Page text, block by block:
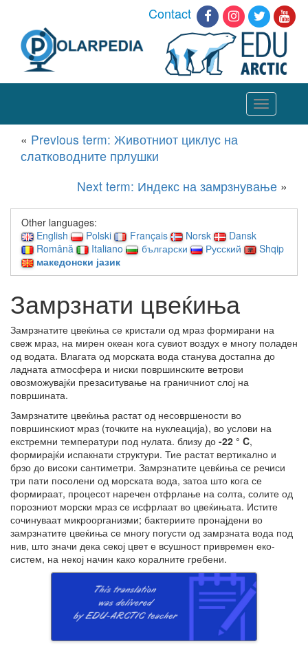
Contact
Toggle
navigation
« Previous term: Животниот циклус на
слатководните прлушки
Next term: Индекс на замрзнување »
Other languages:
English
Polski Français Norsk
Dansk
Română
Italiano български Русский
Shqip
македонски јазик
Замрзнати цвеќиња
Замрзнатите цвеќиња се кристали од мраз формирани на
свеж мраз, на мирен океан кога сувиот воздух е многу поладен
од водата. Влагата од морската вода станува достапна до
ладната атмосфера и ниски површинските ветрови
овозможувајќи презаситување на граничниот слој на
површината.
Замрзнатите цвеќиња растат од несовршености во
површинскиот мраз (точките на нуклеација), во услови на
екстремни температури под нулата. близу до -22 ° C,
формирајќи испакнати структури. Тие растат вертикално и
брзо до високи сантиметри. Замрзнатите цевќиња се речиси
три пати посолени од морската вода, затоа што кога се
формираат, процесот наречен отфрлање на солта, солите од
порозниот морски мраз се исфрлаат во цвеќињата. Истите
сочинуваат микроорганизми; бактериите пронајдени во
замрзнатите цвеќиња се многу погусти од замрзната вода под
нив, што значи дека секој цвет е всушност привремен еко-
систем, на некој начин како коралните гребени.